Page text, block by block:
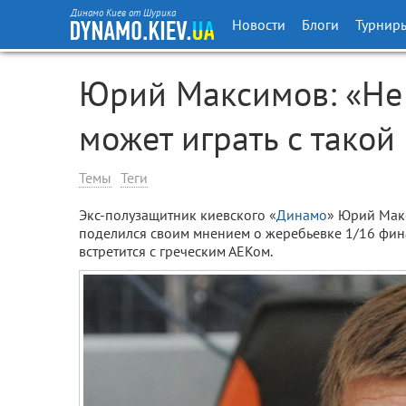
Динамо Киев от Шурика
Новости Блоги
Юрий Максимов:
может играть с
Темы Теги
Экс-полузащитник киевского «Динамо» Юрий
поделился своим мнением о жеребьевке 1/16
встретится с греческим АЕКом.